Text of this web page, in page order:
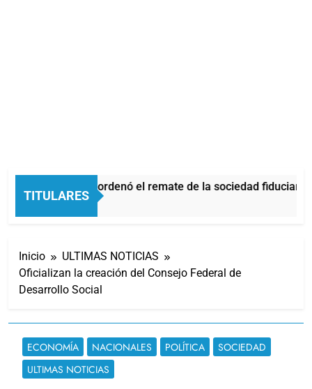
TITULARES
La Justicia ordenó el remate de la sociedad fiduciaria
3 Horas Atrás
Inicio
ULTIMAS NOTICIAS
Oficializan la creación del Consejo Federal de
Desarrollo Social
ECONOMÍA NACIONALES POLÍTICA
SOCIEDAD
ULTIMAS NOTICIAS